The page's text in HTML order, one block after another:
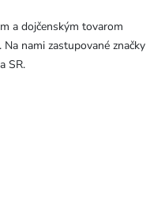
a dojčenským tovarom
nami zastupované značky
SR.